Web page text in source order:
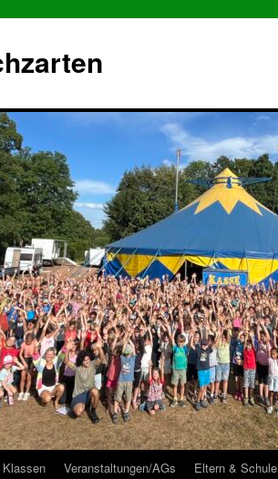
Klassen Veranstaltungen/AGs Eltern & Schule